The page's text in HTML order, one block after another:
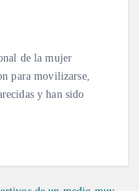
de la mujer
para movilizarse,
y han sido